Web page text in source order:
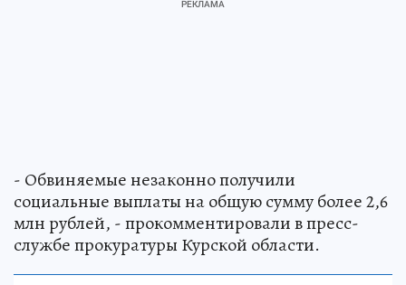
- Обвиняемые незаконно получили
социальные выплаты на общую сумму более 2,6
млн рублей, - прокомментировали в пресс-
службе прокуратуры Курской области.